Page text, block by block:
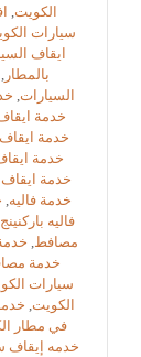
الكويت
سيارات
ايقاف
بالمطار
السيارات
خدمة
خدمة
خدمة
خدمة
خدمة فاليه
فاليه
مصافط
خدمة
سيارات
الكويت
في مطار
خدمه إيقاف